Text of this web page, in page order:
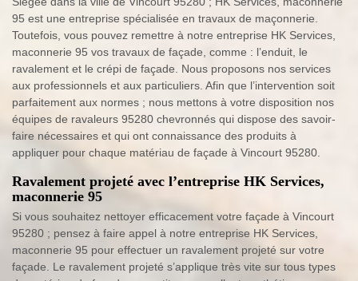
95 est une entreprise spécialisée en travaux de maçonnerie.
Toutefois, vous pouvez remettre à notre entreprise HK Services,
maconnerie 95 vos travaux de façade, comme : l’enduit, le
ravalement et le crépi de façade. Nous proposons nos services
aux professionnels et aux particuliers. Afin que l’intervention soit
parfaitement aux normes ; nous mettons à votre disposition nos
équipes de ravaleurs 95280 chevronnés qui dispose des savoir-
faire nécessaires et qui ont connaissance des produits à
appliquer pour chaque matériau de façade à Vincourt 95280.
Ravalement projeté avec l’entreprise HK Services,
maconnerie 95
Si vous souhaitez nettoyer efficacement votre façade à Vincourt
95280 ; pensez à faire appel à notre entreprise HK Services,
maconnerie 95 pour effectuer un ravalement projeté sur votre
façade. Le ravalement projeté s’applique très vite sur tous types